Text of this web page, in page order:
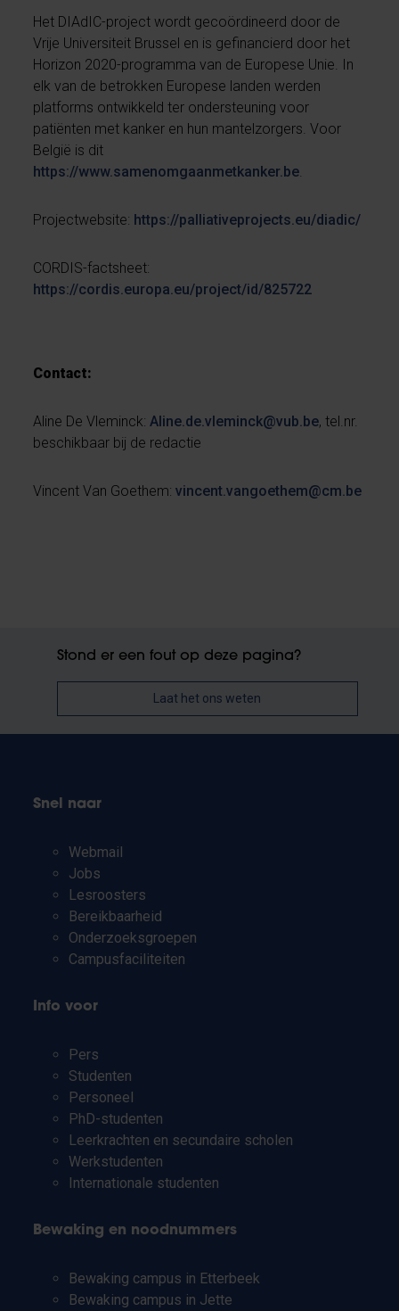
Het DIAdIC-project wordt gecoördineerd door de
Vrije Universiteit Brussel en is gefinancierd door het
Horizon 2020-programma van de Europese Unie. In
elk van de betrokken Europese landen werden
platforms ontwikkeld ter ondersteuning voor
patiënten met kanker en hun mantelzorgers. Voor
België is dit
https://www.samenomgaanmetkanker.be
Projectwebsite: https://palliativeprojects.eu/diadic/
CORDIS-factsheet:
https://cordis.europa.eu/project/id/825722
Contact:
Aline De Vleminck: Aline.de.vleminck@vub.be, tel.nr.
beschikbaar bij de redactie
Vincent Van Goethem:vincent.vangoethem@cm.be
Stond er een fout op deze pagina?
Laat het ons weten
Snel naar
Webmail
Jobs
Lesroosters
Bereikbaarheid
Onderzoeksgroepen
Campusfaciliteiten
Info voor
Pers
Studenten
Personeel
PhD-studenten
Leerkrachten en secundaire scholen
Werkstudenten
Internationale studenten
Bewaking en noodnummers
Bewaking campus in Etterbeek
Bewaking campus in Jette